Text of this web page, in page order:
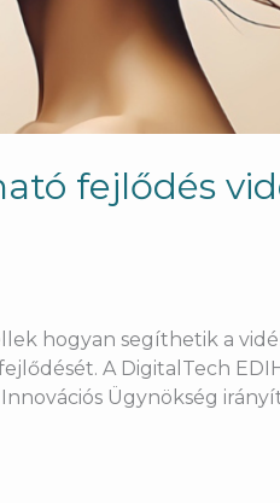
fejlődés
hogyan segíthetik a
A DigitalTech
Ügynökség